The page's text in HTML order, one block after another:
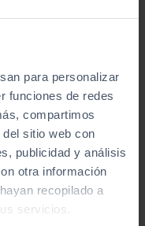
para personalizar
funciones de redes
compartimos
sitio web con
publicidad y análisis
otra información
recopilado a
servicios.
del
y de calidad como
sabemos cómo cuidar
centros y
mismo.¡Reserva tu
ocasión o ven a